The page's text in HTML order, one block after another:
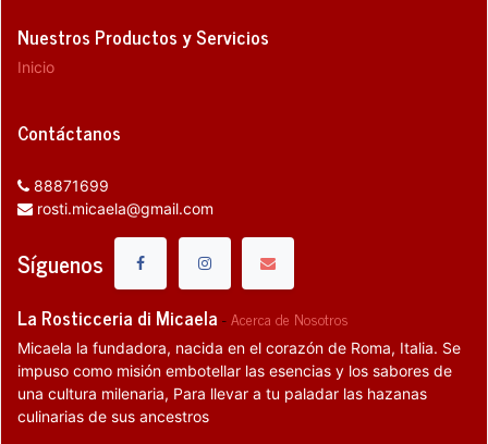
Nuestros Productos y Servicios
Inicio
Contáctanos
88871699
rosti.micaela@gmail.com
Síguenos
La Rosticceria di Micaela -Acerca de Nosotros
Micaela la fundadora, nacida en el corazón de Roma, Italia. Se
impuso como misión embotellar las esencias y los sabores de
una cultura milenaria, Para llevar a tu paladar las hazanas
culinarias de sus ancestros